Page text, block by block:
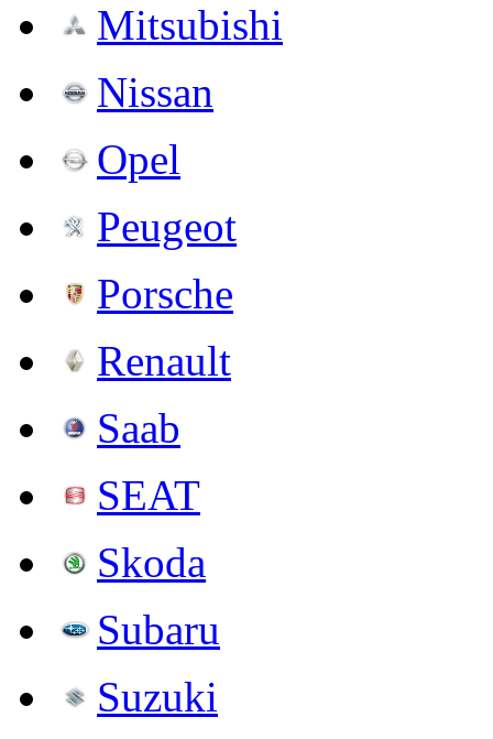
Mitsubishi
Nissan
Opel
Peugeot
Porsche
Renault
Saab
SEAT
Skoda
Subaru
Suzuki